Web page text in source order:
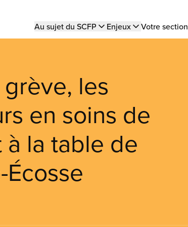
Main
Au sujet du SCFP Enjeux Votre
les
en soins de
la table de